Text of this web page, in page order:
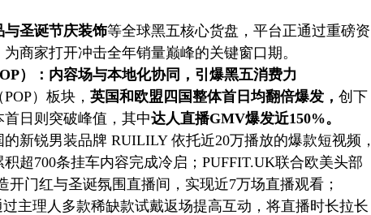
与圣诞节庆装饰等全球黑五核心货盘，平台正通过重磅资
商家打开冲击全年销量巅峰的关键窗口期。
）： 内容场与本地化协同，引爆黑五消费力
）板块， 英国和欧盟四国整体首日均翻倍爆发， 创下
日则突破峰值，其中达人直播GMV爆发近150%。
新锐男装品牌 RUILILY 依托近20万播放的爆款短视频，
超700条挂车内容完成冷启；PUFFIT.UK联合欧美头部
开门红与圣诞氛围直播间，实现近7万场直播观看；
过主理人多款稀缺款试戴返场提高互动，将直播时长拉长